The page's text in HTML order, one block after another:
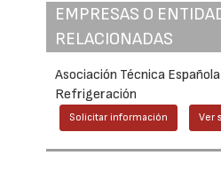
EMPRESAS O
RELACIONADAS
Asociación Técnica
Refrigeración
Solicitar información Ver